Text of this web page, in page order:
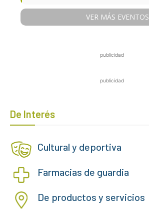
VER MÁS EVENTOS
publicidad
publicidad
De Interés
Cultural y deportiva
Farmacias de guardia
De productos y servicios